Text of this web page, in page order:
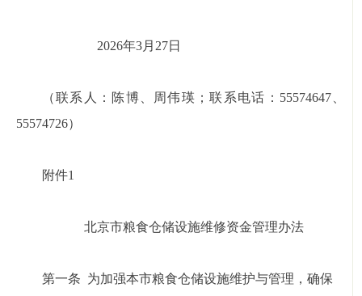
2026年3月27日
（联系人：陈博、周伟瑛；联系电话：55574647、
55574726）
附件1
北京市粮食仓储设施维修资金管理办法
第一条 为加强本市粮食仓储设施维护与管理，确保